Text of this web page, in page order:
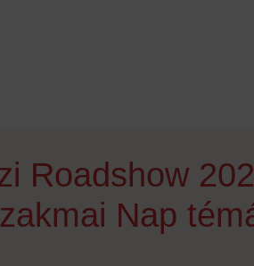
Roadshow
Nap